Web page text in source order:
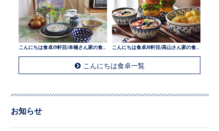
こんにちは食卓/9軒目/本橋さん家の食卓
こんにちは食卓一覧
お知らせ